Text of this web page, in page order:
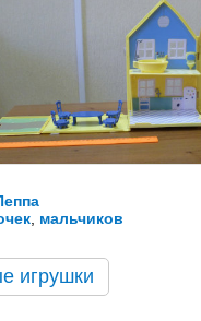
, мальчиков
игрушки